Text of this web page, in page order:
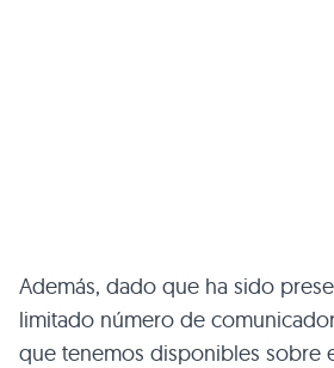
Además, dado que ha sido
limitado número de
que tenemos disponibles sobre